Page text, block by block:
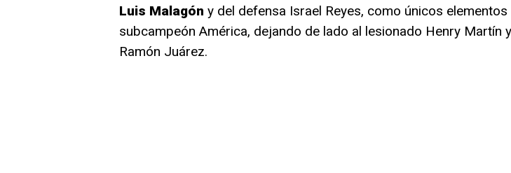
Luis Malagón y del defensa Israel Reyes, como únicos elementos
subcampeón América, dejando de lado al lesionado Henry Martín
Ramón Juárez.